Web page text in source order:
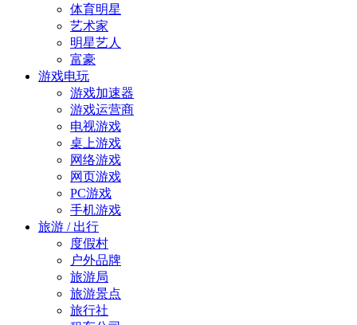
体育明星
艺术家
明星艺人
富豪
游戏电玩
游戏加速器
游戏运营商
电视游戏
桌上游戏
网络游戏
网页游戏
PC游戏
手机游戏
旅游 / 出行
度假村
户外品牌
旅游局
旅游景点
旅行社